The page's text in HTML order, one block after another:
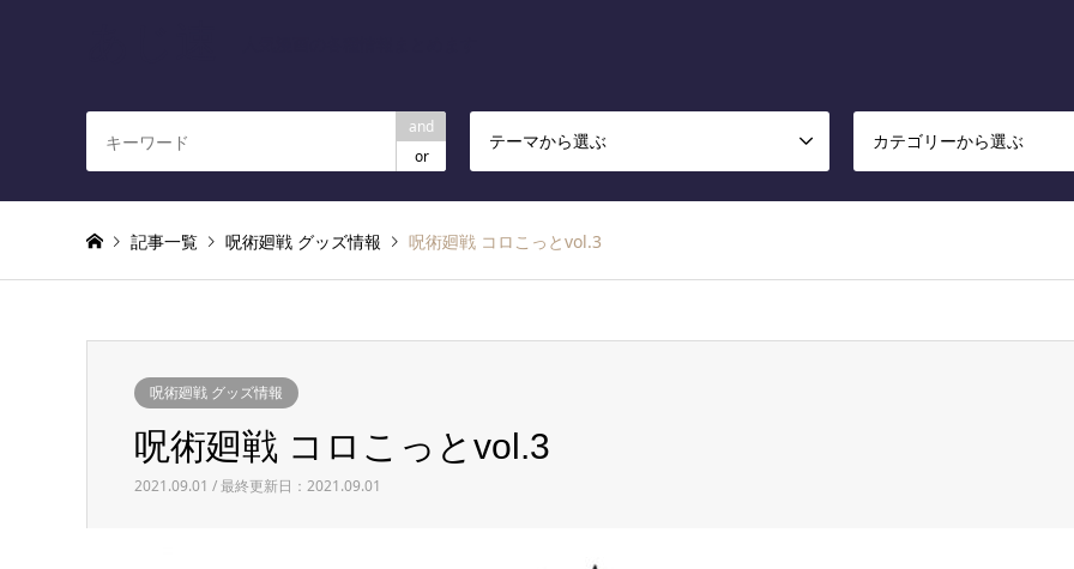
and
or
テーマから選ぶ カテゴリーから選ぶ
記事一覧 呪術廻戦 グッズ情報 呪術廻戦 コロこっとvol.3
呪術廻戦 グッズ情報
呪術廻戦 コロこっとvol.3
2021.09.01 / 最終更新日：2021.09.01